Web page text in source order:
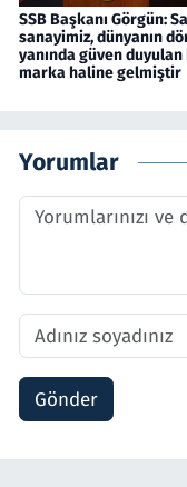
SSB Başkanı Görgün:
sanayimiz, dünyanın
yanında güven
marka haline gelmiştir
Yorumlar
Gönder